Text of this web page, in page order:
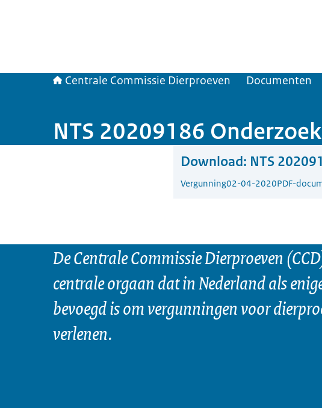
Centrale Commissie Dierproeven Documenten
NTS 20209186
Download: NTS
Vergunning02-04-2020PDF-
De Centrale Commissie Dierproeven
centrale orgaan dat in Nederland als
bevoegd is om vergunningen voor
verlenen.